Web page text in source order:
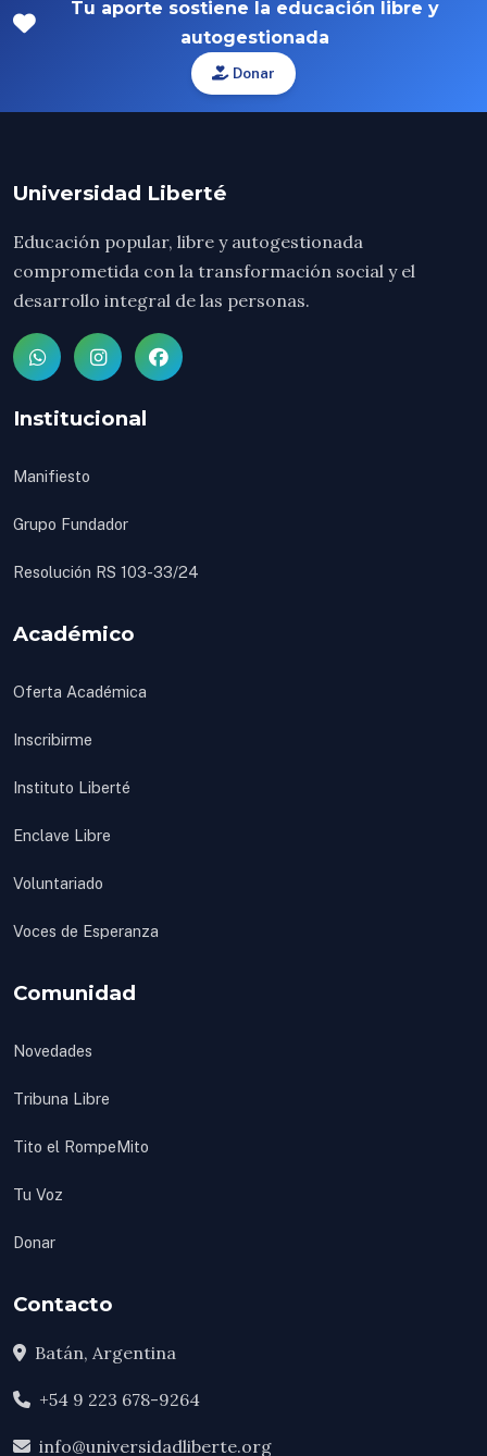
Tu aporte sostiene la educación libre y
autogestionada
Donar
Universidad Liberté
Educación popular, libre y autogestionada
comprometida con la transformación social y el
desarrollo integral de las personas.
Institucional
Manifiesto
Grupo Fundador
Resolución RS 103-33/24
Académico
Oferta Académica
Inscribirme
Instituto Liberté
Enclave Libre
Voluntariado
Voces de Esperanza
Comunidad
Novedades
Tribuna Libre
Tito el RompeMito
Tu Voz
Donar
Contacto
Batán, Argentina
+54 9 223 678-9264
info@universidadliberte.org